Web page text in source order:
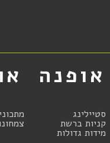
אופנה
סטיילינג
קניות ברשת
מידות גדולות